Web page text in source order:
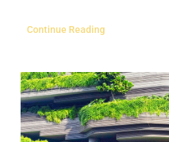
Continue Reading